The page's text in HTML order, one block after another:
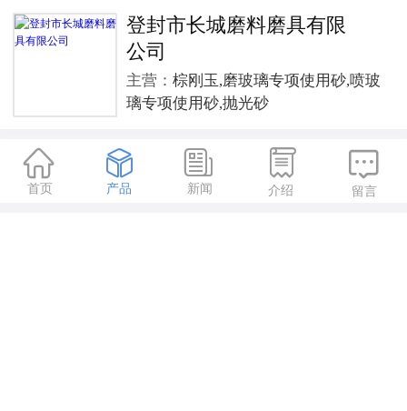
登封市长城磨料磨具有限
公司
主营： 棕刚玉,磨玻璃专项使用砂,喷玻
璃专项使用砂,抛光砂

首页

产品

新闻

介绍

留言